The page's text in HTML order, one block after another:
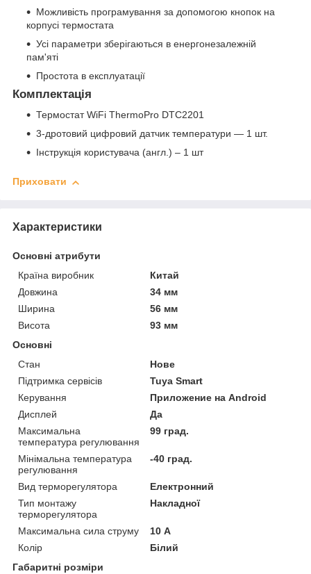
Можливість програмування за допомогою кнопок на
корпусі термостата
Усі параметри зберігаються в енергонезалежній
пам'яті
Простота в експлуатації
Комплектація
Термостат WiFi ThermoPro DTC2201
3-дротовий цифровий датчик температури — 1 шт.
Інструкція користувача (англ.) – 1 шт
Приховати
Характеристики
Основні атрибути
Країна виробник
Китай
Довжина
34 мм
Ширина
56 мм
Висота
93 мм
Основні
Стан
Нове
Підтримка сервісів
Tuya Smart
Керування
Приложение на Android
Дисплей
Да
Максимальна
температура регулювання
99 град.
Мінімальна температура
регулювання
-40 град.
Вид терморегулятора
Електронний
Тип монтажу
терморегулятора
Накладної
Максимальна сила струму
10 А
Колір
Білий
Габаритні розміри